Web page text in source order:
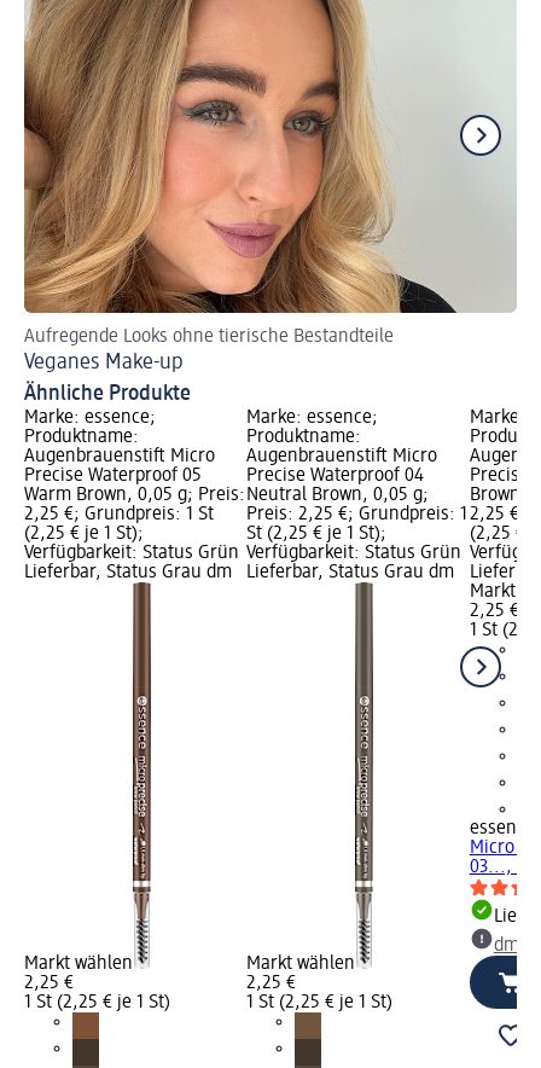
Aufregende Looks ohne tierische Bestandteile
Veganes Make-up
Ähnliche Produkte
Marke: essence;
Produktname:
Augenbrauenstift Micro
Precise Waterproof 05
Warm Brown, 0,05 g; Preis:
2,25 €; Grundpreis: 1 St
(2,25 € je 1 St);
Verfügbarkeit: Status Grün
Lieferbar, Status Grau dm
Markt wählen
2,25 €
1 St (2,25 € je 1 St)
Marke: essence;
Produktname:
Augenbrauenstift Micro
Precise Waterproof 04
Neutral Brown, 0,05 g;
Preis: 2,25 €; Grundpreis: 1
St (2,25 € je 1 St);
Verfügbarkeit: Status Grün
Lieferbar, Status Grau dm
Markt wählen
2,25 €
1 St (2,25 € je 1 St)
Marke:
Precise
Brown,
2,25 €;
(2,25 €
Markt
2,25 €
1 St
essence
Micro
03...,
dm